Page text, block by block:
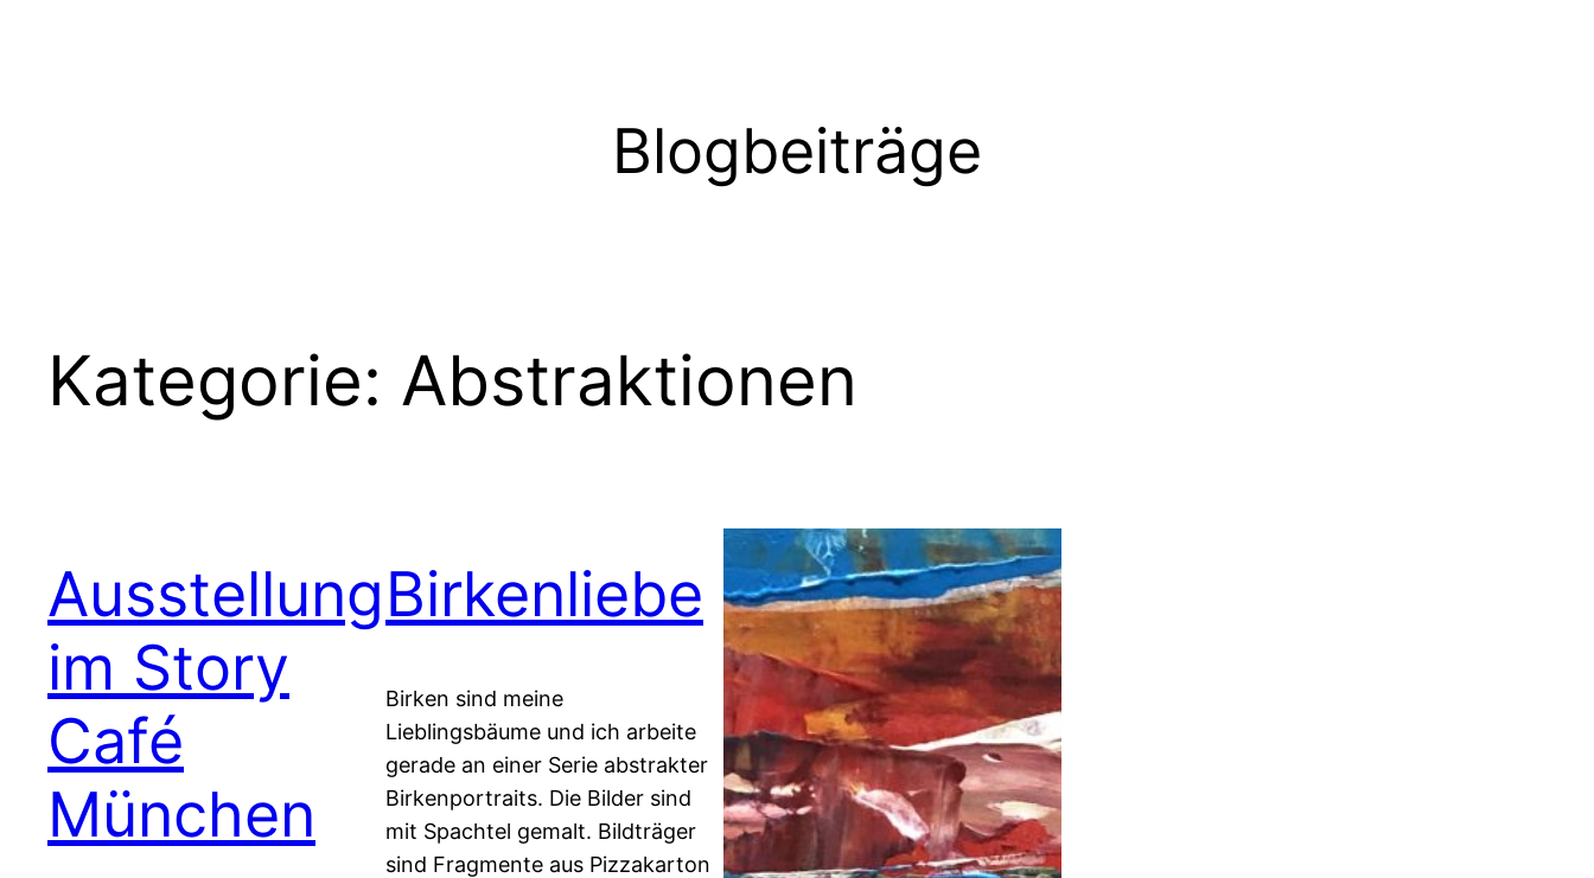
Blogbeiträge
Kategorie: Abstraktionen
Ausstellung
im Story
Café
München
Birkenliebe
Birken sind meine
Lieblingsbäume und ich arbeite
gerade an einer Serie abstrakter
Birkenportraits. Die Bilder sind
mit Spachtel gemalt. Bildträger
sind Fragmente aus Pizzakarton